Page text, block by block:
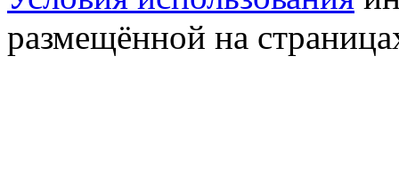
размещённой на